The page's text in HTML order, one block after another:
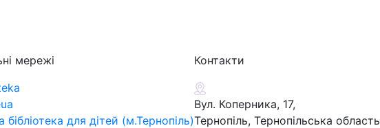
мережі
бібліотека для дітей (м.Тернопіль)
Контакти
Вул. Коперника, 17,
Тернопіль, Тернопільська область